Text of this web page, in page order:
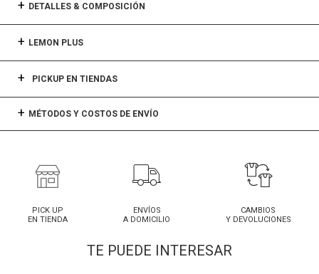
DETALLES & COMPOSICIÓN
LEMON PLUS
PICKUP EN TIENDAS
MÉTODOS Y COSTOS DE ENVÍO
PICK UP
EN TIENDA
ENVÍOS
A DOMICILIO
CAMBIOS
Y DEVOLUCIONES
TE PUEDE INTERESAR